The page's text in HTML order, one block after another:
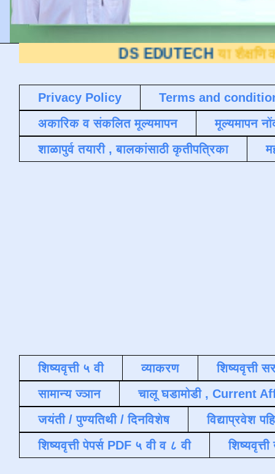
DS EDUTECH या शैक्षणिक ब्लॉगवर
Privacy Policy
Terms and
अकारिक व संकलित मूल्यमापन
मूल्यमापन
शाळापुर्व तयारी , बालकांसाठी कृतीपत्रिका
शिष्यवृत्ती ५ वी व्याकरण
शिष्यवृत्ती
सामान्य ज्ञान
चालू घडामोडी , Current
जयंती / पुण्यतिथी / दिनविशेष
विद्याप्रवेश
शिष्यवृत्ती पेपर्स PDF ५ वी व ८ वी